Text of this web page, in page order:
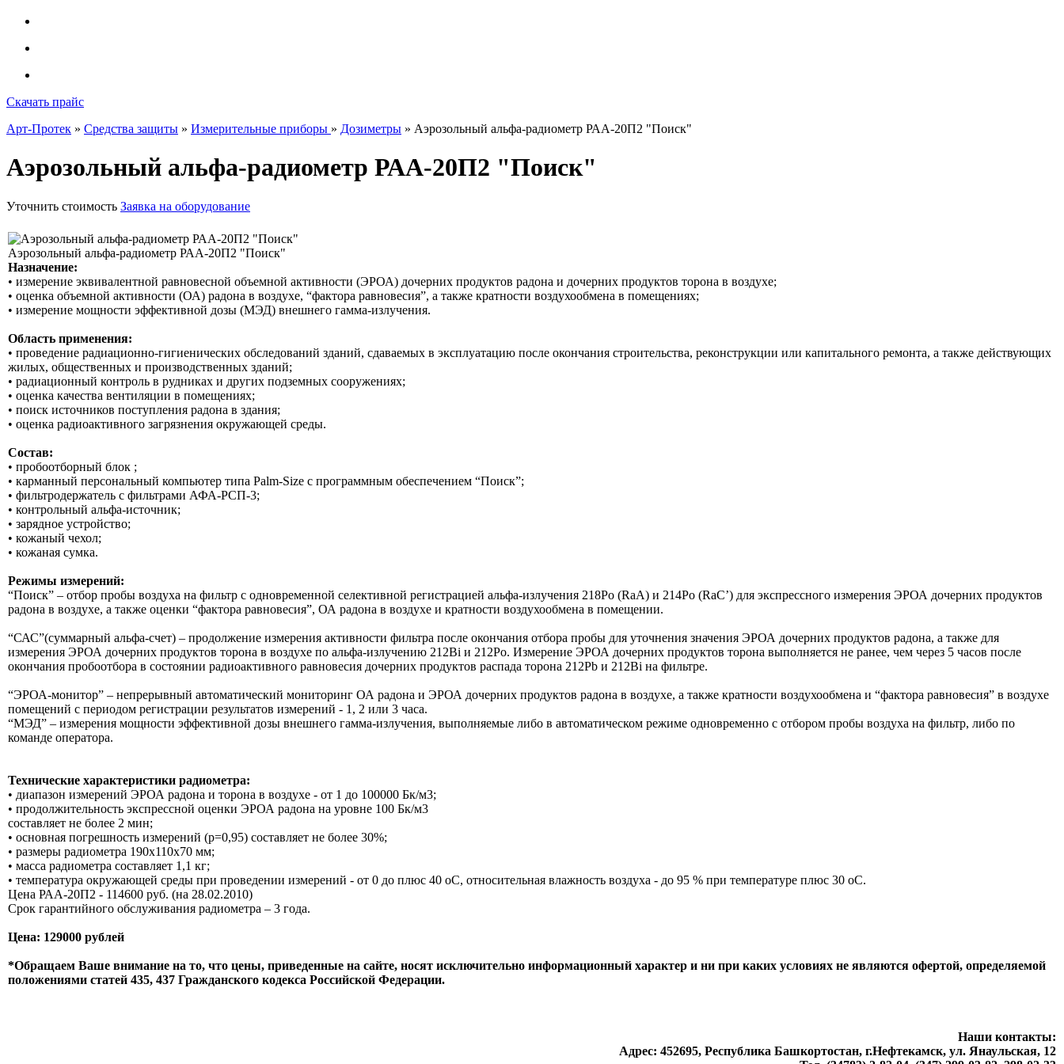
Скачать прайс
Арт-Протек » Средства защиты » Измерительные приборы » Дозиметры » Аэрозольный альфа-радиометр РАА-20П2 "Поиск"
Аэрозольный альфа-радиометр РАА-20П2 "Поиск"
Уточнить стоимость Заявка на оборудование
Аэрозольный альфа-радиометр РАА-20П2 "Поиск"
Назначение:
• измерение эквивалентной равновесной объемной активности (ЭРОА) дочерних продуктов радона и дочерних продуктов торона в воздухе;
• оценка объемной активности (ОА) радона в воздухе, “фактора равновесия”, а также кратности воздухообмена в помещениях;
• измерение мощности эффективной дозы (МЭД) внешнего гамма-излучения.
Область применения:
• проведение радиационно-гигиенических обследований зданий, сдаваемых в эксплуатацию после окончания строительства, реконструкции или капитального ремонта, а также действующих
жилых, общественных и производственных зданий;
• радиационный контроль в рудниках и других подземных сооружениях;
• оценка качества вентиляции в помещениях;
• поиск источников поступления радона в здания;
• оценка радиоактивного загрязнения окружающей среды.
Состав:
• пробоотборный блок ;
• карманный персональный компьютер типа Palm-Size с программным обеспечением “Поиск”;
• фильтродержатель с фильтрами АФА-РСП-3;
• контрольный альфа-источник;
• зарядное устройство;
• кожаный чехол;
• кожаная сумка.
Режимы измерений:
“Поиск” – отбор пробы воздуха на фильтр с одновременной селективной регистрацией альфа-излучения 218Po (RaA) и 214Po (RaC’) для экспрессного измерения ЭРОА дочерних продуктов
радона в воздухе, а также оценки “фактора равновесия”, ОА радона в воздухе и кратности воздухообмена в помещении.
“САС”(суммарный альфа-счет) – продолжение измерения активности фильтра после окончания отбора пробы для уточнения значения ЭРОА дочерних продуктов радона, а также для
измерения ЭРОА дочерних продуктов торона в воздухе по альфа-излучению 212Bi и 212Po. Измерение ЭРОА дочерних продуктов торона выполняется не ранее, чем через 5 часов после
окончания пробоотбора в состоянии радиоактивного равновесия дочерних продуктов распада торона 212Pb и 212Bi на фильтре.
“ЭРОА-монитор” – непрерывный автоматический мониторинг ОА радона и ЭРОА дочерних продуктов радона в воздухе, а также кратности воздухообмена и “фактора равновесия” в воздухе
помещений с периодом регистрации результатов измерений - 1, 2 или 3 часа.
“МЭД” – измерения мощности эффективной дозы внешнего гамма-излучения, выполняемые либо в автоматическом режиме одновременно с отбором пробы воздуха на фильтр, либо по
команде оператора.
Технические характеристики радиометра:
• диапазон измерений ЭРОА радона и торона в воздухе - от 1 до 100000 Бк/м3;
• продолжительность экспрессной оценки ЭРОА радона на уровне 100 Бк/м3
составляет не более 2 мин;
• основная погрешность измерений (р=0,95) составляет не более 30%;
• размеры радиометра 190х110х70 мм;
• масса радиометра составляет 1,1 кг;
• температура окружающей среды при проведении измерений - от 0 до плюс 40 оС, относительная влажность воздуха - до 95 % при температуре плюс 30 оС.
Цена РАА-20П2 - 114600 руб. (на 28.02.2010)
Срок гарантийного обслуживания радиометра – 3 года.
Цена: 129000 рублей
*Обращаем Ваше внимание на то, что цены, приведенные на сайте, носят исключительно информационный характер и ни при каких условиях не являются офертой, определяемой
положениями статей 435, 437 Гражданского кодекса Российской Федерации.
Наши контакты:
Адрес: 452695, Республика Башкортостан, г.Нефтекамск, ул. Янаульская, 12